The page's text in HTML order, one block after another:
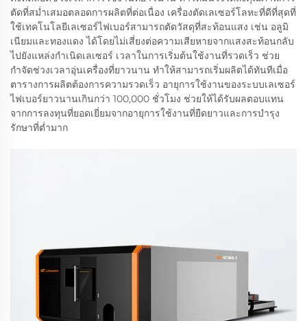
ตัดที่สม่ำเสมอตลอดการผลิตที่ต่อเนื่อง เครื่องตัดเลเซอร์โลหะที่ดีที่สุดที่
ใช้เทคโนโลยีเลเซอร์ไฟเบอร์สามารถตัดวัสดุที่สะท้อนแสง เช่น อลูมิ
เนียมและทองแดง ได้โดยไม่เสี่ยงต่อความเสียหายจากแสงสะท้อนกลับ
ไปยังแหล่งกำเนิดเลเซอร์ เวลาในการเริ่มต้นใช้งานที่รวดเร็ว ช่วย
กำจัดช่วงเวลาอุ่นเครื่องที่ยาวนาน ทำให้สามารถเริ่มผลิตได้ทันทีเมื่อ
ตารางการผลิตต้องการความรวดเร็ว อายุการใช้งานของระบบเลเซอร์
ไฟเบอร์ยาวนานเกินกว่า 100,000 ชั่วโมง ช่วยให้ได้รับผลตอบแทน
จากการลงทุนที่ยอดเยี่ยมจากอายุการใช้งานที่ยืดยาวและการบำรุง
รักษาที่ต่ำมาก